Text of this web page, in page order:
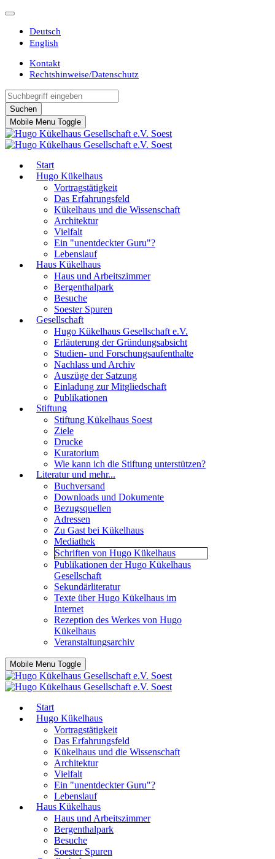
Deutsch
English
Kontakt
Rechtshinweise/Datenschutz
Suchen
Mobile Menu Toggle
Start
Hugo Kükelhaus
Vortragstätigkeit
Das Erfahrungsfeld
Kükelhaus und die Wissenschaft
Architektur
Vielfalt
Ein "unentdeckter Guru"?
Lebenslauf
Haus Kükelhaus
Haus und Arbeitszimmer
Bergenthalpark
Besuche
Soester Spuren
Gesellschaft
Hugo Kükelhaus Gesellschaft e.V.
Erläuterung der Gründungsabsicht
Studien- und Forschungsaufenthalte
Nachlass und Archiv
Auszüge der Satzung
Einladung zur Mitgliedschaft
Publikationen
Stiftung
Stiftung Kükelhaus Soest
Ziele
Drucke
Kuratorium
Wie kann ich die Stiftung unterstützen?
Literatur und mehr...
Buchversand
Downloads und Dokumente
Bezugsquellen
Adressen
Zu Gast bei Kükelhaus
Mediathek
Schriften von Hugo Kükelhaus
Publikationen der Hugo Kükelhaus
Gesellschaft
Sekundärliteratur
Texte über Hugo Kükelhaus im
Internet
Rezeption des Werkes von Hugo
Kükelhaus
Veranstaltungsarchiv
Mobile Menu Toggle
Start
Hugo Kükelhaus
Vortragstätigkeit
Das Erfahrungsfeld
Kükelhaus und die Wissenschaft
Architektur
Vielfalt
Ein "unentdeckter Guru"?
Lebenslauf
Haus Kükelhaus
Haus und Arbeitszimmer
Bergenthalpark
Besuche
Soester Spuren